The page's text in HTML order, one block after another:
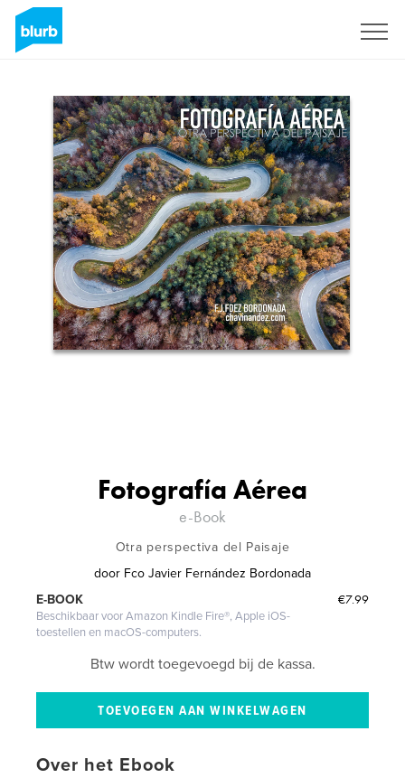
Fotografía Aérea
e-Book
Otra perspectiva del Paisaje
door Fco Javier Fernández Bordonada
€7.99
E-BOOK
Beschikbaar voor Amazon Kindle Fire®, Apple iOS-
toestellen en macOS-computers.
Btw wordt toegevoegd bij de kassa.
Over het Ebook